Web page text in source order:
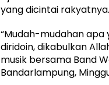
yang dicintai rakyatnya.
“Mudah-mudahan
diridoin, dikabulkan
musik bersama Band
Bandarlampung,